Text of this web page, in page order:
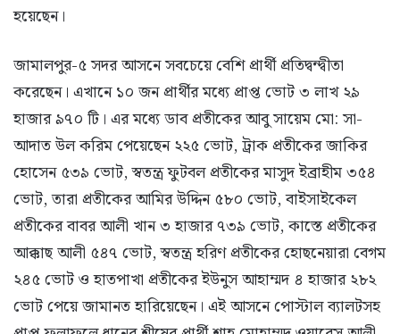
হয়েছেন।
জামালপুর-৫ সদর আসনে সবচেয়ে বেশি প্রার্থী প্রতিদ্বন্দ্বীতা
করেছেন। এখানে ১০ জন প্রার্থীর মধ্যে প্রাপ্ত ভোট ৩ লাখ ২৯
হাজার ৯৭০ টি। এর মধ্যে ডাব প্রতীকের আবু সায়েম মো: সা-
আদাত উল করিম পেয়েছেন ২২৫ ভোট, ট্রাক প্রতীকের জাকির
হোসেন ৫৩৯ ভোট, স্বতন্ত্র ফুটবল প্রতীকের মাসুদ ইব্রাহীম ৩৫৪
ভোট, তারা প্রতীকের আমির উদ্দিন ৫৮০ ভোট, বাইসাইকেল
প্রতীকের বাবর আলী খান ৩ হাজার ৭৩৯ ভোট, কাস্তে প্রতীকের
আক্কাছ আলী ৫৪৭ ভোট, স্বতন্ত্র হরিণ প্রতীকের হোছনেয়ারা বেগম
২৪৫ ভোট ও হাতপাখা প্রতীকের ইউনুস আহাম্মদ ৪ হাজার ২৮২
ভোট পেয়ে জামানত হারিয়েছেন। এই আসনে পোস্টাল ব্যালটসহ